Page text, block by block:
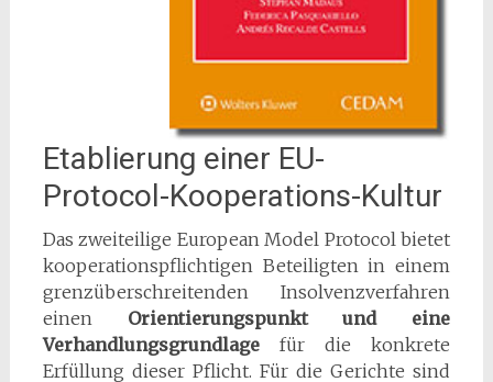
Etablierung einer EU-
Protocol-Kooperations-Kultur
Das zweiteilige European Model Protocol bietet
kooperationspflichtigen Beteiligten in einem
grenzüberschreitenden Insolvenzverfahren
einen Orientierungspunkt und eine
Verhandlungsgrundlagefür die konkrete
Erfüllung dieser Pflicht. Für die Gerichte sind